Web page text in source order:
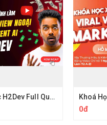
Khóa Học H2Dev Full Quy Trình Thực Chiến Và Key Làm Youtube View Ngoại
0đ